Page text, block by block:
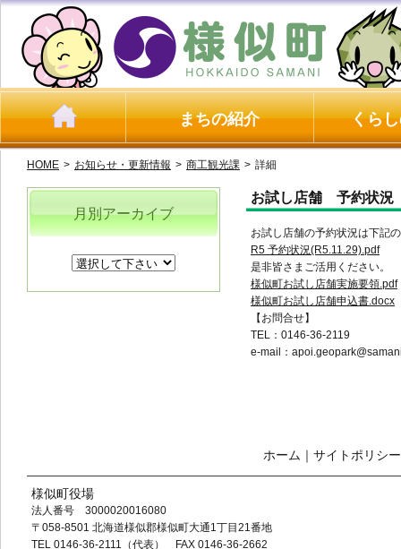
まちの紹介 くら
HOME > お知らせ・更新情報 > 商工観光課 > 詳細
お試し店舗 予約状況
お試し店舗の予約状況は下記
R5 予約状況(R5.11.29).pdf
是非皆さまご活用ください。
様似町お試し店舗実施要領.pdf
様似町お試し店舗申込書.docx
【お問合せ】
TEL：0146-36-2119
e-mail：
月別アーカイブ
ホーム ｜ サイトポリシー
様似町役場
法人番号 3000020016080
〒058-8501 北海道様似郡様似町大通1丁目21番地
TEL 0146-36-2111（代表） FAX 0146-36-2662